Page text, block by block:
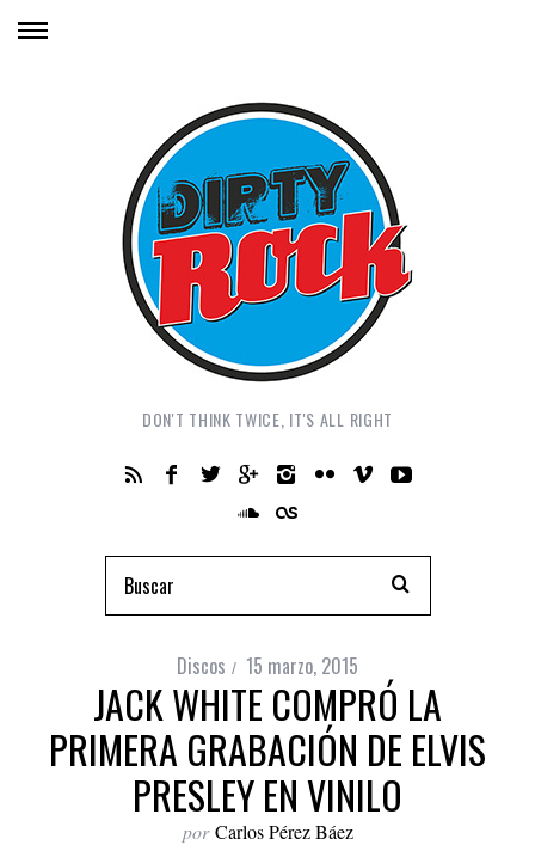
DON'T THINK TWICE, IT'S ALL RIGHT
Discos 15 marzo, 2015
JACK WHITE COMPRÓ LA
PRIMERA GRABACIÓN DE ELVIS
PRESLEY EN VINILO
por Carlos Pérez Báez